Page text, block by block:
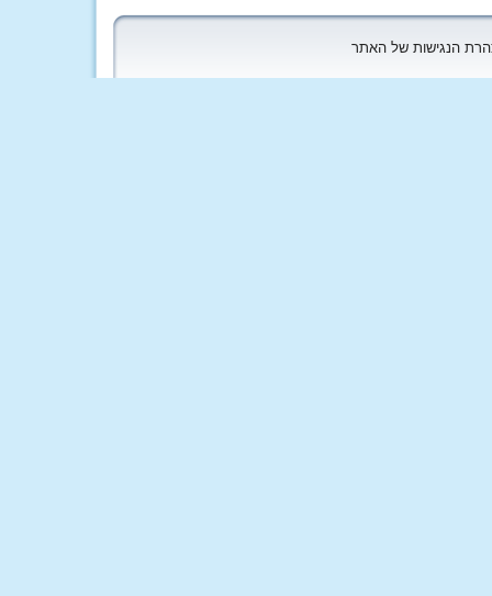
הנגישות של האתר